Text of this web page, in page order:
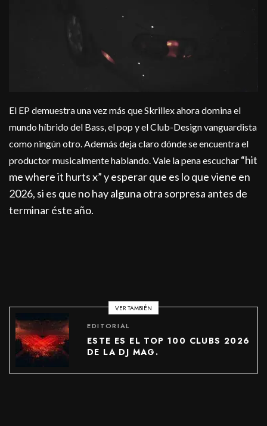
El EP demuestra una vez más que Skrillex ahora domina el
mundo híbrido del Bass, el pop y el Club-Design vanguardista
como ningún otro. Además deja claro dónde se encuentra el
productor musicalmente hablando. Vale la pena escuchar “hit
me where it hurts x” y esperar que es lo que viene en
2026, si es que no hay alguna otra sorpresa antes de
terminar éste año.
VER TAMBIÉN
EDITORIAL
ESTE ES EL TOP 100 CLUBS 2026
DE LA DJ MAG.